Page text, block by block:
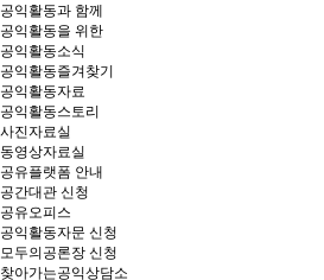
공익활동과 함께
공익활동을 위한
공익활동소식
공익활동즐겨찾기
공익활동자료
공익활동스토리
사진자료실
동영상자료실
공유플랫폼 안내
공간대관 신청
공유오피스
공익활동자문 신청
모두의공론장 신청
찾아가는공익상담소